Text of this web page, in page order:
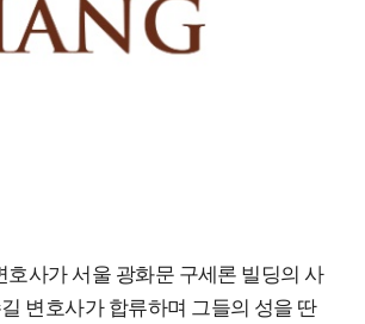
사가 서울 광화문 구세론 빌딩의 사
변호사가 합류하며 그들의 성을 딴